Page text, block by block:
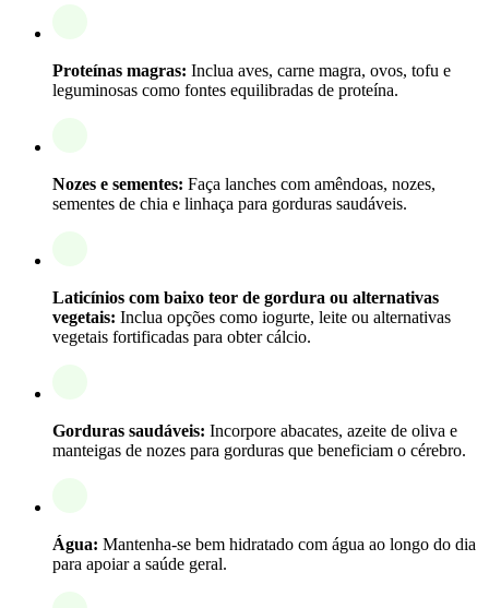
Proteínas magras: Inclua aves, carne magra, ovos, tofu e
leguminosas como fontes equilibradas de proteína.
Nozes e sementes: Faça lanches com amêndoas, nozes,
sementes de chia e linhaça para gorduras saudáveis.
Laticínios com baixo teor de gordura ou alternativas
vegetais: Inclua opções como iogurte, leite ou alternativas
vegetais fortificadas para obter cálcio.
Gorduras saudáveis: Incorpore abacates, azeite de oliva e
manteigas de nozes para gorduras que beneficiam o cérebro.
Água: Mantenha-se bem hidratado com água ao longo do dia
para apoiar a saúde geral.